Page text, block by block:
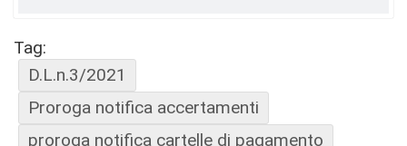
Tag:
D.L.n.3/2021
Proroga notifica accertamenti
proroga notifica cartelle di pagamento